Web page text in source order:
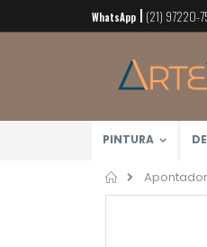
Pular
para
conteúdo
WhatsApp (21) 97220-
PINTURA
Home
Pular